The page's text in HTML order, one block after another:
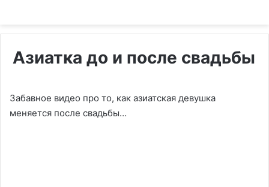
Азиатка до и после свадьбы
Забавное видео про то, как азиатская девушка
меняется после свадьбы…